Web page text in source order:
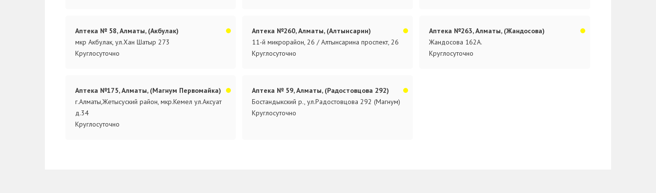
Аптека № 58, Алматы, (Акбулак)
мкр Акбулак, ул.Хан Шатыр 273
Круглосуточно
Аптека №260, Алматы, (Алтынсарин)
11-й микрорайон, 26 / Алтынсарина проспект, 26
Круглосуточно
Аптека №263, Алматы, (Жандосова)
Жандосова 162А.
Круглосуточно
Аптека №175, Алматы, (Магнум Первомайка)
г.Алматы,Жетысуский район, мкр.Кемел ул.Аксуат
д.34
Круглосуточно
Аптека № 59, Алматы, (Радостовцова 292)
Бостандыкский р., ул.Радостовцова 292 (Магнум)
Круглосуточно